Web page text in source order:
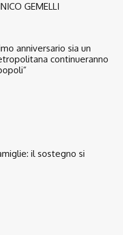
GEMELLI
anniversario sia un
continueranno
il sostegno si